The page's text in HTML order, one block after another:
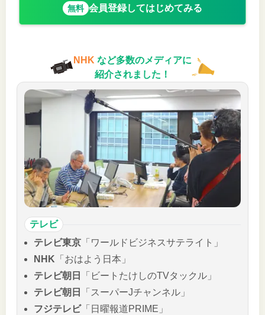
無料 会員登録してはじめてみる
NHK など多数のメディアに
紹介されました！
テレビ
テレビ東京 「ワールドビジネスサテライト」
NHK 「おはよう日本」
テレビ朝日
「ビートたけしのTVタックル」
テレビ朝日
「スーパーJチャンネル」
フジテレビ「日曜報道PRIME」